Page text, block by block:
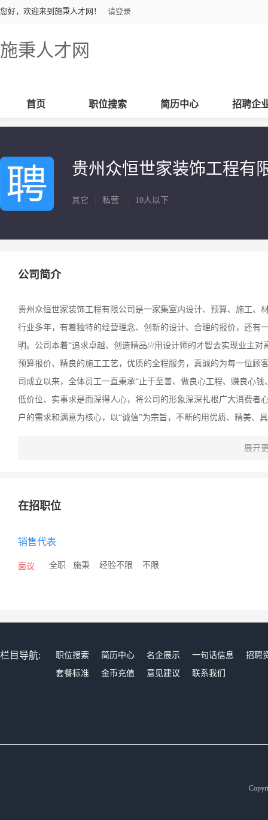
您好，欢迎来到施秉人才网！ 请登录
施秉人才网
首页 职位搜索 简历中心 招聘企
贵州众恒世家装饰工程有
其它 私营 10人以下
公司简介
贵州众恒世家装饰工程有限公司是一家集室内设计、预算、施工、
行业多年，有着独特的经营理念、创新的设计、合理的报价，还有
明。公司本着“追求卓越、创造精品///用设计师的才智去实现业主
预算报价、精良的施工工艺，优质的全程服务，真诚的为每一位顾
司成立以来，全体员工一直秉承“止于至善、做良心工程、赚良心
低价位、实事求是而深得人心，将公司的形象深深扎根广大消费者
户的需求和满意为核心，以“诚信”为宗旨，不断的用优质、精美、
展开
在招职位
销售代表
面议 全职 施秉 经验不限 不限
栏目导航: 职位搜索 简历中心 名企展示 一句话信息
招聘
套餐标准
金币充值 意见建议 联系我们